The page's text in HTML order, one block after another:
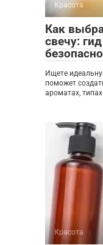
Красота
Как
свечу:
Ищете
поможет
ароматах, типах
Красота